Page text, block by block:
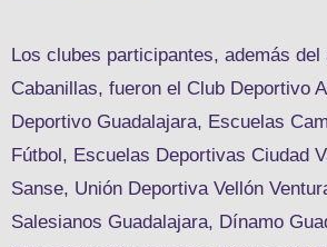
Los clubes participantes, además
Cabanillas, fueron el Club Deportivo
Deportivo Guadalajara, Escuelas
Fútbol, Escuelas Deportivas Ciudad
Sanse, Unión Deportiva Vellón
Salesianos Guadalajara, Dínamo